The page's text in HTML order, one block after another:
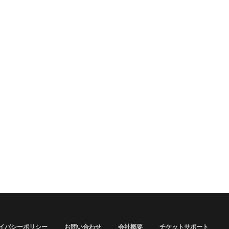
バシーポリシー お問い合わせ 会社概要 チケットサポート